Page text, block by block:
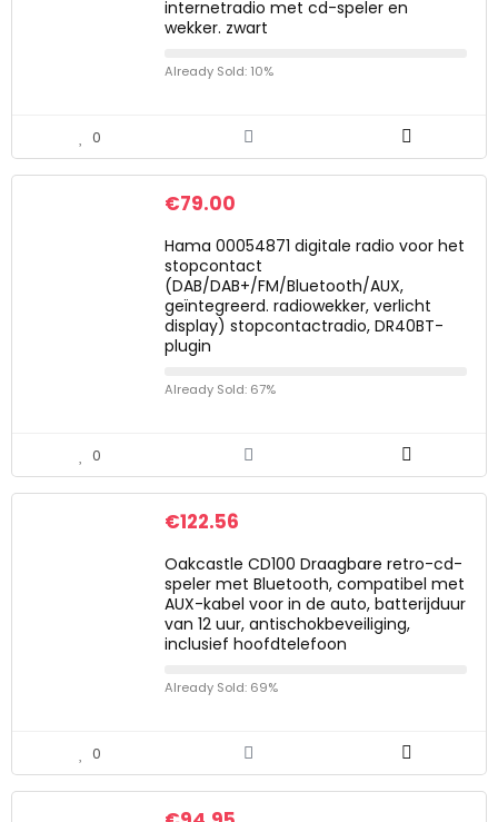
internetradio met cd-speler en
wekker. zwart
Already Sold: 10%
0
€79.00
Hama 00054871 digitale radio voor het
stopcontact
(DAB/DAB+/FM/Bluetooth/AUX,
geïntegreerd. radiowekker, verlicht
display) stopcontactradio, DR40BT-
plugin
Already Sold: 67%
0
€122.56
Oakcastle CD100 Draagbare retro-cd-
speler met Bluetooth, compatibel met
AUX-kabel voor in de auto, batterijduur
van 12 uur, antischokbeveiliging,
inclusief hoofdtelefoon
Already Sold: 69%
0